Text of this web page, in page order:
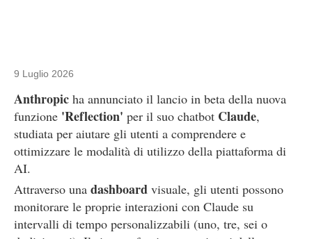
9 Luglio 2026
Anthropic ha annunciato il lancio in beta della nuova
funzione 'Reflection' per il suo chatbot Claude,
studiata per aiutare gli utenti a comprendere e
ottimizzare le modalità di utilizzo della piattaforma di
AI.
Attraverso una dashboard visuale, gli utenti possono
monitorare le proprie interazioni con Claude su
intervalli di tempo personalizzabili (uno, tre, sei o